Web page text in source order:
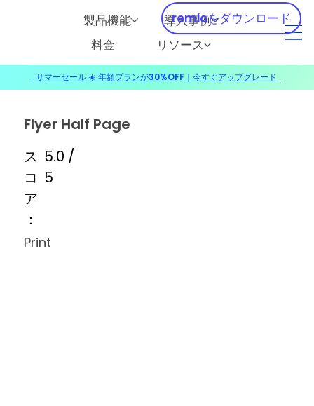
製品機能
導入事例
料金
リソース
remioをダウンロード
Flyer Half Page
ス
コ
ア
：
5.0 /
5
Print
サマーセール ☀️ 年額プランが30%OFF｜今すぐアップグレード